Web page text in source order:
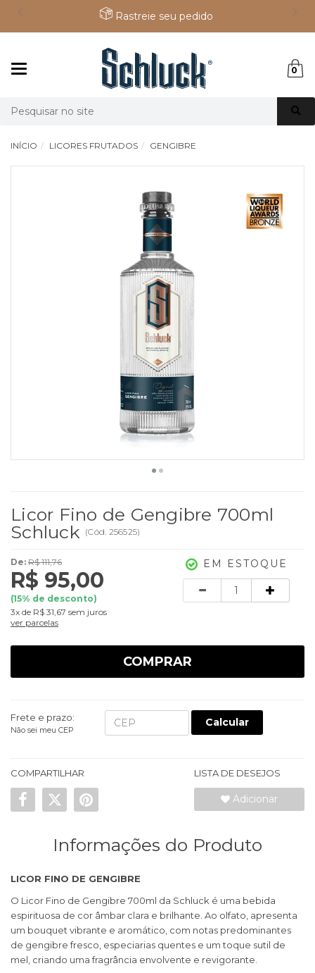
Rastreie seu pedido
0
INÍCIO LICORES FRUTADOS GENGIBRE
Licor Fino de Gengibre 700ml
Schluck (Cód. 256525)
De: R$ 111,76
R$ 95,00
(15% de desconto)
3x de R$ 31,67 sem juros
ver parcelas
EM ESTOQUE
COMPRAR
Frete e prazo:
Não sei meu CEP
Calcular
COMPARTILHAR LISTA DE DESEJOS
Adicionar
Informações do Produto
LICOR FINO DE GENGIBRE
O Licor Fino de Gengibre 700ml da Schluck é uma bebida
espirituosa de cor âmbar clara e brilhante. Ao olfato, apresenta
um bouquet vibrante e aromático, com notas predominantes
de gengibre fresco, especiarias quentes e um toque sutil de
mel, criando uma fragrância envolvente e revigorante.